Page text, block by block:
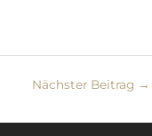
Nächster Beitrag →